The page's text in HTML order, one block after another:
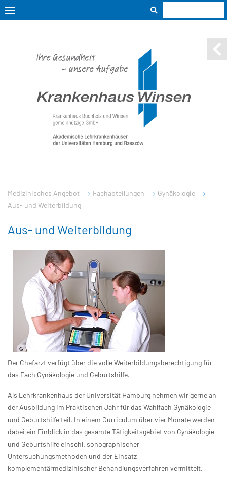
Medizinisches Angebot Fachabteilungen
Gynäkologie
Aus- und Weiterbildung
Aus- und Weiterbildung
Der Chefarzt verfügt über die volle Weiterbildungsberechtigung für
das Fach Gynäkologie und Geburtshilfe.
Als Lehrkrankenhaus der Universität Hamburg nehmen wir gerne an
der Ausbildung im Praktischen Jahr für das Wahlfach Gynäkologie
und Geburtshilfe teil. In einem Curriculum über vier Monate werden
dabei ein Einblick in das gesamte Tätigkeitsgebiet von Gynäkologie
und Geburtshilfe einschl. sonographischer
Untersuchungsmethoden und der Einsatz
komplementärmedizinischer Behandlungsverfahren vermittelt.